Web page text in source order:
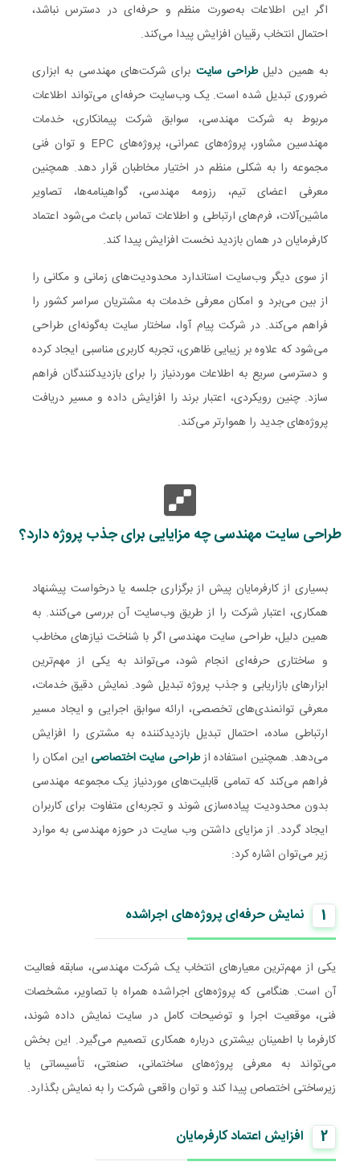
اگر این اطلاعات به‌صورت منظم و حرفه‌ای در دسترس نباشد،
احتمال انتخاب رقیبان افزایش پیدا می‌کند.
به همین دلیلطراحی سایت برای شرکت‌های مهندسی به ابزاری
ضروری تبدیل شده است. یک وب‌سایت حرفه‌ای می‌تواند اطلاعات
مربوط به شرکت مهندسی، سوابق شرکت پیمانکاری، خدمات
مهندسین مشاور، پروژه‌های عمرانی، پروژه‌های EPC و توان فنی
مجموعه را به شکلی منظم در اختیار مخاطبان قرار دهد. همچنین
معرفی اعضای تیم، رزومه مهندسی، گواهینامه‌ها، تصاویر
ماشین‌آلات، فرم‌های ارتباطی و اطلاعات تماس باعث می‌شود اعتماد
کارفرمایان در همان بازدید نخست افزایش پیدا کند.
از سوی دیگر وب‌سایت استاندارد محدودیت‌های زمانی و مکانی را
از بین می‌برد و امکان معرفی خدمات به مشتریان سراسر کشور را
فراهم می‌کند. در شرکت پیام آوا، ساختار سایت به‌گونه‌ای طراحی
می‌شود که علاوه بر زیبایی ظاهری، تجربه کاربری مناسبی ایجاد کرده
و دسترسی سریع به اطلاعات موردنیاز را برای بازدیدکنندگان فراهم
سازد. چنین رویکردی، اعتبار برند را افزایش داده و مسیر دریافت
پروژه‌های جدید را هموارتر می‌کند.
طراحی سایت مهندسی چه مزایایی برای جذب پروژه دارد؟
بسیاری از کارفرمایان پیش از برگزاری جلسه یا درخواست پیشنهاد
همکاری، اعتبار شرکت را از طریق وب‌سایت آن بررسی می‌کنند. به
همین دلیل، طراحی سایت مهندسی اگر با شناخت نیازهای مخاطب
و ساختاری حرفه‌ای انجام شود، می‌تواند به یکی از مهم‌ترین
ابزارهای بازاریابی و جذب پروژه تبدیل شود. نمایش دقیق خدمات،
معرفی توانمندی‌های تخصصی، ارائه سوابق اجرایی و ایجاد مسیر
ارتباطی ساده، احتمال تبدیل بازدیدکننده به مشتری را افزایش
می‌دهد. همچنین استفاده ازطراحی سایت اختصاصی این امکان را
فراهم می‌کند که تمامی قابلیت‌های موردنیاز یک مجموعه مهندسی
بدون محدودیت پیاده‌سازی شوند و تجربه‌ای متفاوت برای کاربران
ایجاد گردد. از مزایای داشتن وب سایت در حوزه مهندسی به موارد
زیر می‌توان اشاره کرد:
1 نمایش حرفه‌ای پروژه‌های اجراشده
یکی از مهم‌ترین معیارهای انتخاب یک شرکت مهندسی، سابقه فعالیت
آن است. هنگامی که پروژه‌های اجراشده همراه با تصاویر، مشخصات
فنی، موقعیت اجرا و توضیحات کامل در سایت نمایش داده شوند،
کارفرما با اطمینان بیشتری درباره همکاری تصمیم می‌گیرد. این بخش
می‌تواند به معرفی پروژه‌های ساختمانی، صنعتی، تأسیساتی یا
زیرساختی اختصاص پیدا کند و توان واقعی شرکت را به نمایش بگذارد.
2 افزایش اعتماد کارفرمایان